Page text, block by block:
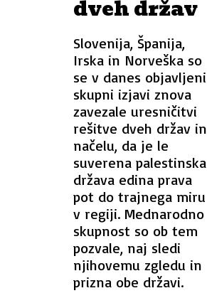
dveh držav
Slovenija, Španija,
Irska in Norveška so
se v danes objavljeni
skupni izjavi znova
zavezale uresničitvi
rešitve dveh držav in
načelu, da je le
suverena palestinska
država edina prava
pot do trajnega miru
v regiji. Mednarodno
skupnost so ob tem
pozvale, naj sledi
njihovemu zgledu in
prizna obe državi.